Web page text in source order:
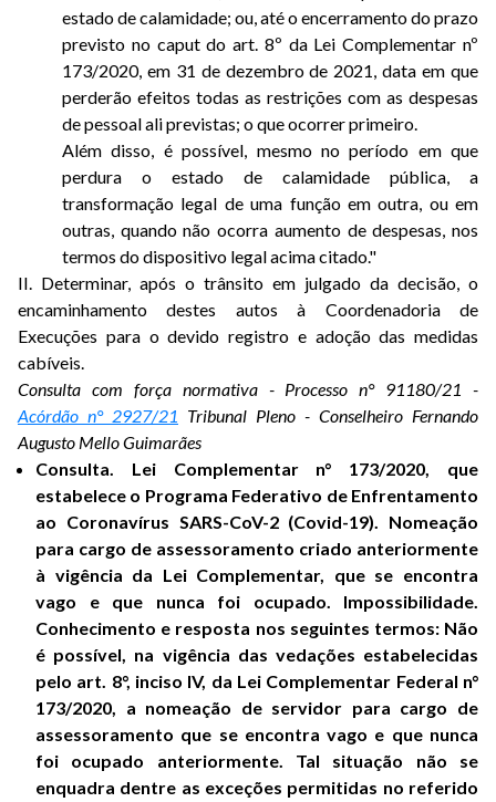
estado de calamidade; ou, até o encerramento do prazo
previsto no caput do art. 8º da Lei Complementar nº
173/2020, em 31 de dezembro de 2021, data em que
perderão efeitos todas as restrições com as despesas
de pessoal ali previstas; o que ocorrer primeiro.
Além disso, é possível, mesmo no período em que
perdura o estado de calamidade pública, a
transformação legal de uma função em outra, ou em
outras, quando não ocorra aumento de despesas, nos
termos do dispositivo legal acima citado."
II. Determinar, após o trânsito em julgado da decisão, o
encaminhamento destes autos à Coordenadoria de
Execuções para o devido registro e adoção das medidas
cabíveis.
Consulta com força normativa - Processo n° 91180/21 -
Acórdão n° 2927/21 Tribunal Pleno - Conselheiro Fernando
Augusto Mello Guimarães
Consulta. Lei Complementar n° 173/2020, que
estabelece o Programa Federativo de Enfrentamento
ao Coronavírus SARS-CoV-2 (Covid-19). Nomeação
para cargo de assessoramento criado anteriormente
à vigência da Lei Complementar, que se encontra
vago e que nunca foi ocupado. Impossibilidade.
Conhecimento e resposta nos seguintes termos: Não
é possível, na vigência das vedações estabelecidas
pelo art. 8°, inciso IV, da Lei Complementar Federal n°
173/2020, a nomeação de servidor para cargo de
assessoramento que se encontra vago e que nunca
foi ocupado anteriormente. Tal situação não se
enquadra dentre as exceções permitidas no referido